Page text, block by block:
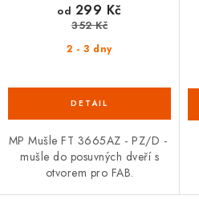
2 - 3 dny
od 299 Kč
352 Kč
MP Mušle FT 3665AZ - PZ/D -
mušle do posuvných dveří s
otvorem pro FAB.